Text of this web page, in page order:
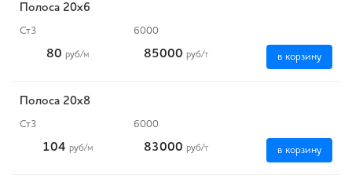
Полоса 20x6
Ст3 6000
80 руб/м 85000 руб/т в корзину
Полоса 20x8
Ст3 6000
104 руб/м 83000 руб/т в корзину